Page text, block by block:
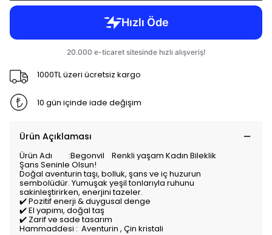
1000TL üzeri ücretsiz kargo
10 gün içinde iade değişim
Ürün Açıklaması
Ürün Adı :Begonvil Renkli yaşam Kadın Bileklik
Şans Seninle Olsun!
Doğal aventurin taşı, bolluk, şans ve iç huzurun
sembolüdür. Yumuşak yeşil tonlarıyla ruhunu
sakinleştirirken, enerjini tazeler.
✔️ Pozitif enerji & duygusal denge
✔️ El yapımı, doğal taş
✔️ Zarif ve sade tasarım
Hammaddesi : Aventurin , Çin kristali